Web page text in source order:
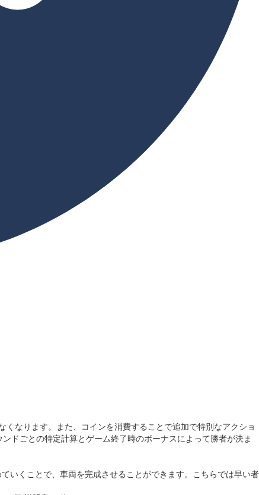
なります。また、コインを消費することで追加で特別なアクショ
ドごとの特定計算とゲーム終了時のボーナスによって勝者が決ま
いくことで、車両を完成させることができます。こちらでは早い者